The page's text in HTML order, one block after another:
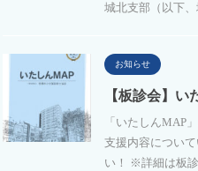
城北支部（以下
お知らせ
【板診会】
「いたしんMAP
支援内容につい
い！ ※詳細は板